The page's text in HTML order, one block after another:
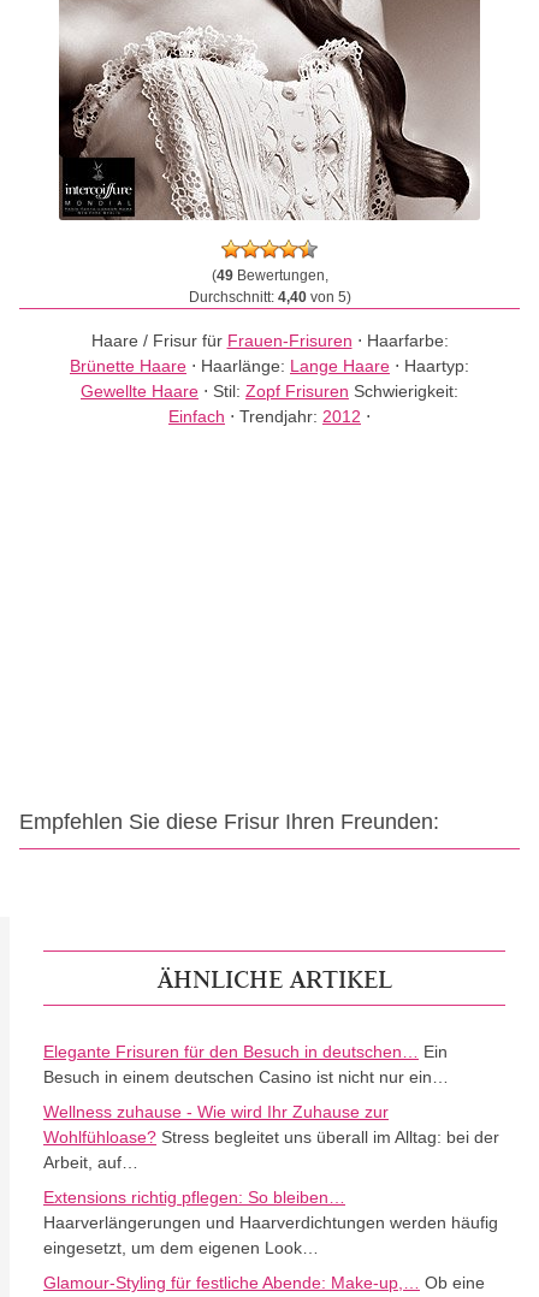
(49Bewertungen,
Durchschnitt: 4,40von 5)
Haare / Frisur für Frauen-Frisuren ⋅ Haarfarbe:
Brünette Haare ⋅ Haarlänge: Lange Haare ⋅ Haartyp:
Gewellte Haare ⋅ Stil: Zopf Frisuren Schwierigkeit:
Einfach ⋅ Trendjahr: 2012 ⋅
Empfehlen Sie diese Frisur Ihren Freunden:
ÄHNLICHE ARTIKEL
Elegante Frisuren für den Besuch in deutschen…
Ein
Besuch in einem deutschen Casino ist nicht nur ein…
Wellness zuhause - Wie wird Ihr Zuhause zur
Wohlfühloase? Stress begleitet uns überall im Alltag: bei der
Arbeit, auf…
Extensions richtig pflegen: So bleiben…
Haarverlängerungen und Haarverdichtungen werden häufig
eingesetzt, um dem eigenen Look…
Glamour-Styling für festliche Abende: Make-up,…
Ob eine